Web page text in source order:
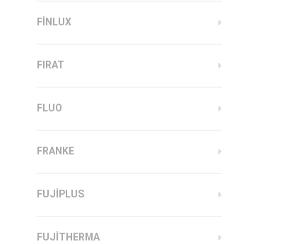
FINLUX
FIRAT
FLUO
FRANKE
FUJIPLUS
FUJITHERMA